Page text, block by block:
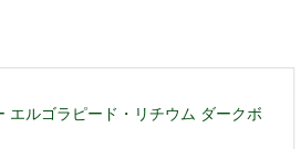
エルゴラピード・リチウム ダークボ